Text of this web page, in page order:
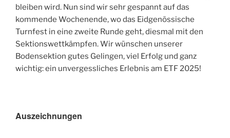
bleiben wird. Nun sind wir sehr gespannt auf das
kommende Wochenende, wo das Eidgenössische
Turnfest in eine zweite Runde geht, diesmal mit den
Sektionswettkämpfen. Wir wünschen unserer
Bodensektion gutes Gelingen, viel Erfolg und ganz
wichtig: ein unvergessliches Erlebnis am ETF 2025!
Auszeichnungen